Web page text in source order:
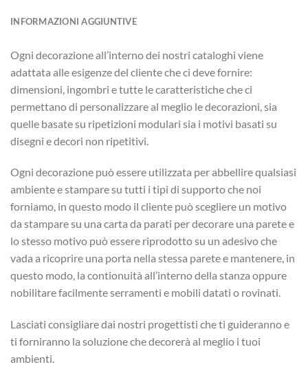
INFORMAZIONI AGGIUNTIVE
Ogni decorazione all’interno dei nostri cataloghi viene
adattata alle esigenze del cliente che ci deve fornire:
dimensioni, ingombri e tutte le caratteristiche che ci
permettano di personalizzare al meglio le decorazioni, sia
quelle basate su ripetizioni modulari sia i motivi basati su
disegni e decori non ripetitivi.
Ogni decorazione può essere utilizzata per abbellire qualsiasi
ambiente e stampare su tutti i tipi di supporto che noi
forniamo, in questo modo il cliente può scegliere un motivo
da stampare su una carta da parati per decorare una parete e
lo stesso motivo può essere riprodotto su un adesivo che
vada a ricoprire una porta nella stessa parete e mantenere, in
questo modo, la contionuità all’interno della stanza oppure
nobilitare facilmente serramenti e mobili datati o rovinati.
Lasciati consigliare dai nostri progettisti che ti guideranno e
ti forniranno la soluzione che decorerà al meglio i tuoi
ambienti.